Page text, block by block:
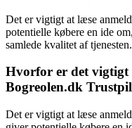
Det er vigtigt at læse
potentielle købere en ide
samlede kvalitet af tjenesten.
Hvorfor er det vigtigt
Bogreolen.dk
Det er vigtigt at læse